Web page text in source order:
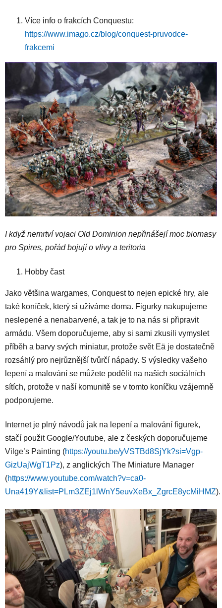
Více info o frakcích Conquestu:
https://www.imago.cz/blog/conquest-pruvodce-
frakcemi
I když nemrtví vojaci Old Dominion nepřinášejí moc biomasy
pro Spires, pořád bojují o vlivy a teritoria
Hobby čast
Jako většina wargames, Conquest to nejen epické hry, ale
také koníček, který si užíváme doma. Figurky nakupujeme
neslepené a nenabarvené, a tak je to na nás si připravit
armádu. Všem doporučujeme, aby si sami zkusili vymyslet
příběh a barvy svých miniatur, protože svět Eä je dostatečně
rozsáhlý pro nejrůznější tvůrčí nápady. S výsledky vašeho
lepení a malování se můžete podělit na našich sociálních
sítích, protože v naší komunitě se v tomto koníčku vzájemně
podporujeme.
Internet je plný návodů jak na lepení a malování figurek,
stačí použit Google/Youtube, ale z českých doporučujeme
Vilge’s Painting (https://youtu.be/yVSTBd8SjYk?si=Vgp-
GizUajWgT1Pz), z anglických The Miniature Manager
(https://www.youtube.com/watch?v=ca0-
Una419Y&list=PLm3ZEj1lWnY5euvXeBx_ZgrcE8ycMiHMZ).